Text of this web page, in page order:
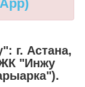
г. Астана,
"Инжу